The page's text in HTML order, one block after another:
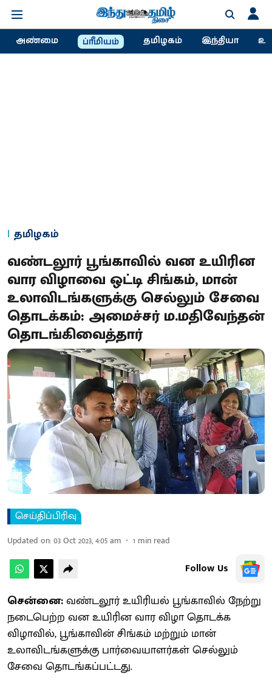
அண்மை ப்ரீமியம் தமிழகம் இந்தியா
தமிழகம்
வண்டலூர் பூங்காவில் வன உயிரின
வார விழாவை ஒட்டி சிங்கம், மான்
உலாவிடங்களுக்கு செல்லும் சேவை
தொடக்கம்: அமைச்சர் ம.மதிவேந்தன்
தொடங்கிவைத்தார்
செய்திப்பிரிவு
Updated on:03 Oct 2023, 4:05 am 1 min read
Follow Us
சென்னை:வண்டலூர் உயிரியல் பூங்காவில் நேற்று
நடைபெற்ற வன உயிரின வார விழா தொடக்க
விழாவில், பூங்காவின் சிங்கம் மற்றும் மான்
உலாவிடங்களுக்கு பார்வையாளர்கள் செல்லும்
சேவை தொடங்கப்பட்டது.